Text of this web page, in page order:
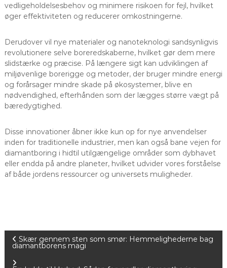
vedligeholdelsesbehov og minimere risikoen for fejl, hvilket
øger effektiviteten og reducerer omkostningerne.
Derudover vil nye materialer og nanoteknologi sandsynligvis
revolutionere selve boreredskaberne, hvilket gør dem mere
slidstærke og præcise. På længere sigt kan udviklingen af
miljøvenlige borerigge og metoder, der bruger mindre energi
og forårsager mindre skade på økosystemer, blive en
nødvendighed, efterhånden som der lægges større vægt på
bæredygtighed.
Disse innovationer åbner ikke kun op for nye anvendelser
inden for traditionelle industrier, men kan også bane vejen for
diamantboring i hidtil utilgængelige områder som dybhavet
eller endda på andre planeter, hvilket udvider vores forståelse
af både jordens ressourcer og universets muligheder.
n
Skær gennem sten som smør: Hemmelighederne bag
diamantborens magi